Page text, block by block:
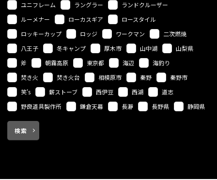
ユニフレーム
ラングラー
ランドクルーザー
ルーメナー
ローカスギア
ロースタイル
ロッキーカップ
ロッジ ワークマン
二次燃焼
八王子
冬キャンプ 厚木市 山中湖
山梨県
斧
朝霧高原 東京都 海辺
海釣り
焚き火
焚き火台 相模原市 秦野
秦野市
笑's
薪ストーブ 西伊豆 西湖
道志
野良道具製作所
鎌倉天幕 長瀞 長野県 静岡県
検索